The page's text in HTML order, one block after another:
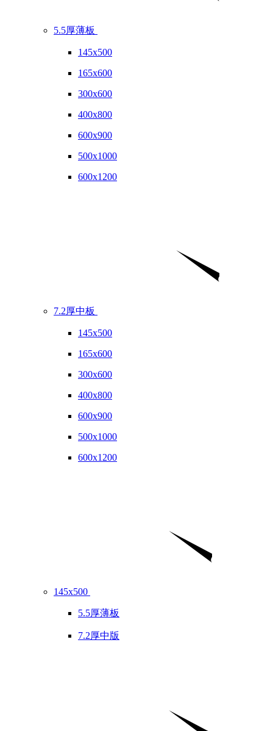
5.5厚薄板
145x500
165x600
300x600
400x800
600x900
500x1000
600x1200
7.2厚中板
145x500
165x600
300x600
400x800
600x900
500x1000
600x1200
145x500
5.5厚薄板
7.2厚中版